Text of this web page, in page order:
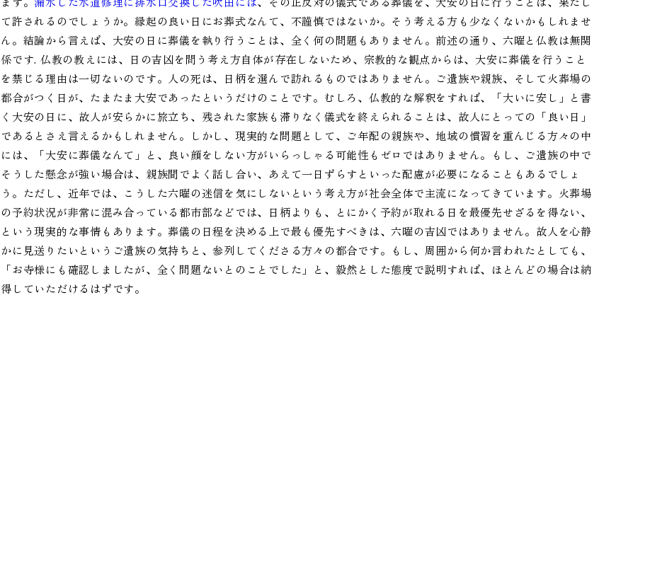
て許されるのでしょうか。縁起の良い日にお葬式なんて、不謹慎ではないか。そう考える方も少なくないかもしれませ
ん。結論から言えば、大安の日に葬儀を執り行うことは、全く何の問題もありません。前述の通り、六曜と仏教は無関
係です. 仏教の教えには、日の吉凶を問う考え方自体が存在しないため、宗教的な観点からは、大安に葬儀を行うこと
を禁じる理由は一切ないのです。人の死は、日柄を選んで訪れるものではありません。ご遺族や親族、そして火葬場の
都合がつく日が、たまたま大安であったというだけのことです。むしろ、仏教的な解釈をすれば、「大いに安し」と書
く大安の日に、故人が安らかに旅立ち、残された家族も滞りなく儀式を終えられることは、故人にとっての「良い日」
であるとさえ言えるかもしれません。しかし、現実的な問題として、ご年配の親族や、地域の慣習を重んじる方々の中
には、「大安に葬儀なんて」と、良い顔をしない方がいらっしゃる可能性もゼロではありません。もし、ご遺族の中で
そうした懸念が強い場合は、親族間でよく話し合い、あえて一日ずらすといった配慮が必要になることもあるでしょ
う。ただし、近年では、こうした六曜の迷信を気にしないという考え方が社会全体で主流になってきています。火葬場
の予約状況が非常に混み合っている都市部などでは、日柄よりも、とにかく予約が取れる日を最優先せざるを得ない、
という現実的な事情もあります。葬儀の日程を決める上で最も優先すべきは、六曜の吉凶ではありません。故人を心静
かに見送りたいというご遺族の気持ちと、参列してくださる方々の都合です。もし、周囲から何か言われたとしても、
「お寺様にも確認しましたが、全く問題ないとのことでした」と、毅然とした態度で説明すれば、ほとんどの場合は納
得していただけるはずです。